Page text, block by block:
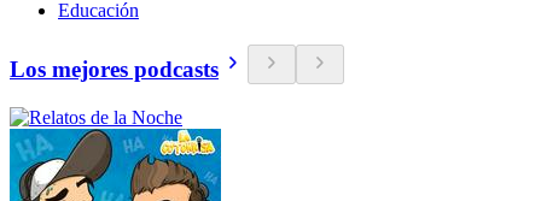
Educación
Los mejores podcasts